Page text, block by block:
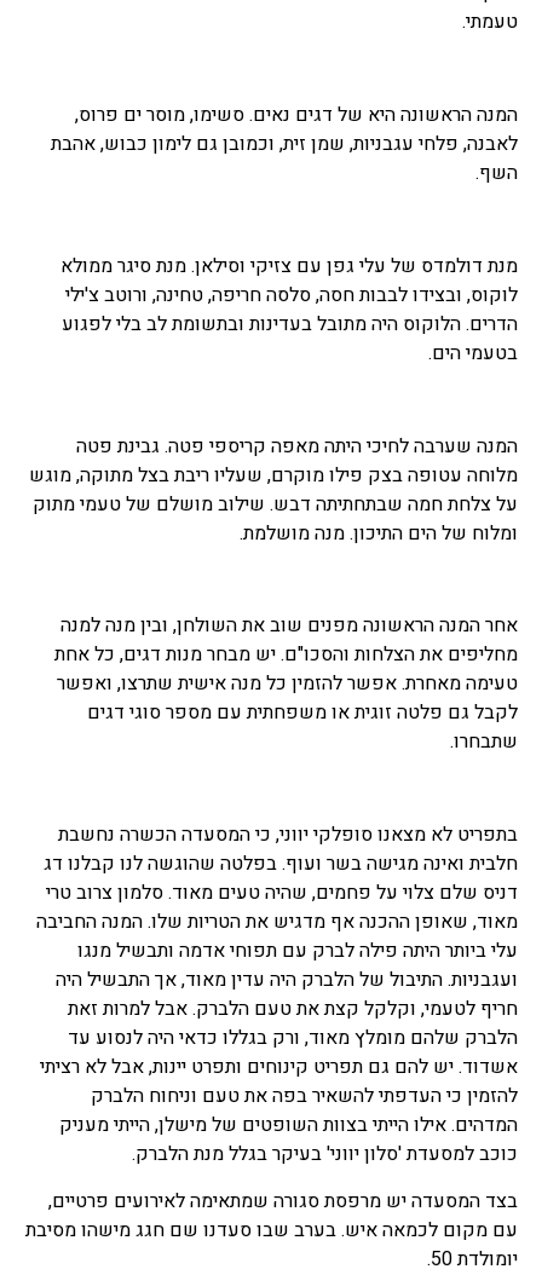
טעמתי.
המנה הראשונה היא של דגים נאים. סשימו, מוסר ים פרוס,
לאבנה, פלחי עגבניות, שמן זית, וכמובן גם לימון כבוש, אהבת
השף.
מנת דולמדס של עלי גפן עם צזיקי וסילאן. מנת סיגר ממולא
לוקוס, ובצידו לבבות חסה, סלסה חריפה, טחינה, ורוטב צ'ילי
הדרים. הלוקוס היה מתובל בעדינות ובתשומת לב בלי לפגוע
בטעמי הים.
המנה שערבה לחיכי היתה מאפה קריספי פטה. גבינת פטה
מלוחה עטופה בצק פילו מוקרם, שעליו ריבת בצל מתוקה, מוגש
על צלחת חמה שבתחתיתה דבש. שילוב מושלם של טעמי מתוק
ומלוח של הים התיכון. מנה מושלמת.
אחר המנה הראשונה מפנים שוב את השולחן, ובין מנה למנה
מחליפים את הצלחות והסכו"ם. יש מבחר מנות דגים, כל אחת
טעימה מאחרת. אפשר להזמין כל מנה אישית שתרצו, ואפשר
לקבל גם פלטה זוגית או משפחתית עם מספר סוגי דגים
שתבחרו.
בתפריט לא מצאנו סופלקי יווני, כי המסעדה הכשרה נחשבת
חלבית ואינה מגישה בשר ועוף. בפלטה שהוגשה לנו קבלנו דג
דניס שלם צלוי על פחמים, שהיה טעים מאוד. סלמון צרוב טרי
מאוד, שאופן ההכנה אף מדגיש את הטריות שלו. המנה החביבה
עלי ביותר היתה פילה לברק עם תפוחי אדמה ותבשיל מנגו
ועגבניות. התיבול של הלברק היה עדין מאוד, אך התבשיל היה
חריף לטעמי, וקלקל קצת את טעם הלברק. אבל למרות זאת
הלברק שלהם מומלץ מאוד, ורק בגללו כדאי היה לנסוע עד
אשדוד. יש להם גם תפריט קינוחים ותפרט יינות, אבל לא רציתי
להזמין כי העדפתי להשאיר בפה את טעם וניחוח הלברק
המדהים. אילו הייתי בצוות השופטים של מישלן, הייתי מעניק
כוכב למסעדת 'סלון יווני' בעיקר בגלל מנת הלברק.
בצד המסעדה יש מרפסת סגורה שמתאימה לאירועים פרטיים,
עם מקום לכמאה איש. בערב שבו סעדנו שם חגג מישהו מסיבת
יומולדת 50.